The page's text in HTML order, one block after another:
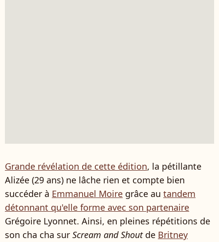
Grande révélation de cette édition, la pétillante
Alizée (29 ans) ne lâche rien et compte bien
succéder à Emmanuel Moire grâce au tandem
détonnant qu'elle forme avec son partenaire
Grégoire Lyonnet. Ainsi, en pleines répétitions de
son cha cha sur Scream and Shoutde Britney